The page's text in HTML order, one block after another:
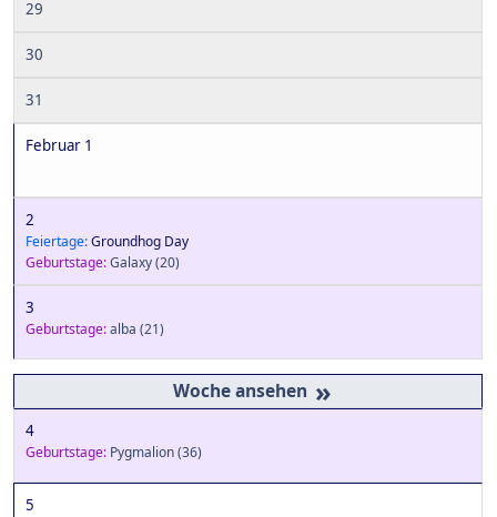
29
30
31
Februar 1
2
Feiertage:Groundhog Day
Geburtstage:Galaxy(20)
3
Geburtstage:alba (21)
»
4
Geburtstage: Pygmalion(36)
5